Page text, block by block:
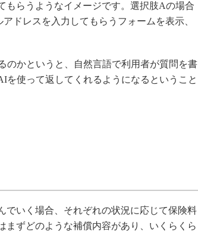
もらうようなイメージです。選択肢Aの場合
ドレスを入力してもらうフォームを表示、
のかというと、自然言語で利用者が質問を書
使って返してくれるようになるということ
でいく場合、それぞれの状況に応じて保険料
まずどのような補償内容があり、いくらくら